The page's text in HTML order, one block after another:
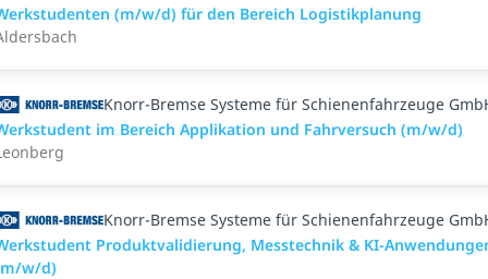
(m/w/d) für den Bereich Logistikplanung
Knorr-Bremse Systeme für Schienenfahrzeuge
im Bereich Applikation und Fahrversuch (m/w/d)
Knorr-Bremse Systeme für Schienenfahrzeuge
Produktvalidierung, Messtechnik & KI-
w/d)